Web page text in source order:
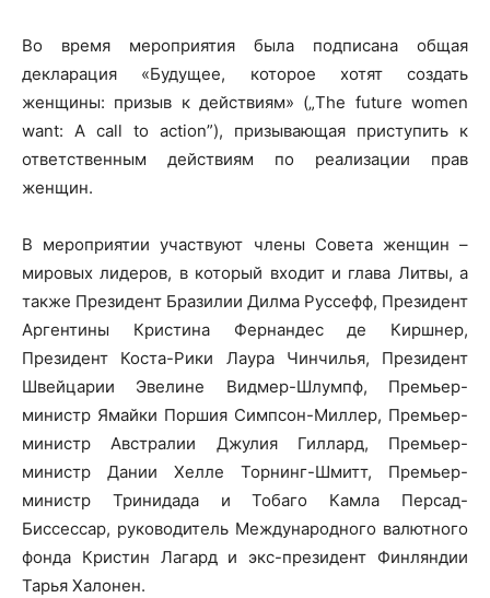
Во время мероприятия была подписана общая
декларация «Будущее, которое хотят создать
женщины: призыв к действиям» („The future women
want: A call to action”), призывающая приступить к
ответственным действиям по реализации прав
женщин.
В мероприятии участвуют члены Совета женщин –
мировых лидеров, в который входит и глава Литвы, а
также Президент Бразилии Дилма Руссефф, Президент
Аргентины Кристина Фернандес де Киршнер,
Президент Коста-Рики Лаура Чинчилья, Президент
Швейцарии Эвелине Видмер-Шлумпф, Премьер-
министр Ямайки Поршия Симпсон-Миллер, Премьер-
министр Австралии Джулия Гиллард, Премьер-
министр Дании Хелле Торнинг-Шмитт, Премьер-
министр Тринидада и Тобаго Камла Персад-
Биссессар, руководитель Международного валютного
фонда Кристин Лагард и экс-президент Финляндии
Тарья Халонен.